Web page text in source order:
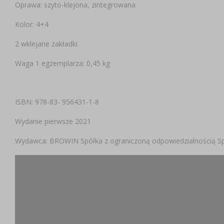
Oprawa: szyto-klejona, zintegrowana
Kolor: 4+4
2 wklejane zakładki
Waga 1 egzemplarza: 0,45 kg
ISBN: 978-83- 956431-1-8
Wydanie pierwsze 2021
Wydawca: BROWIN Spółka z ograniczoną odpowiedzialnością